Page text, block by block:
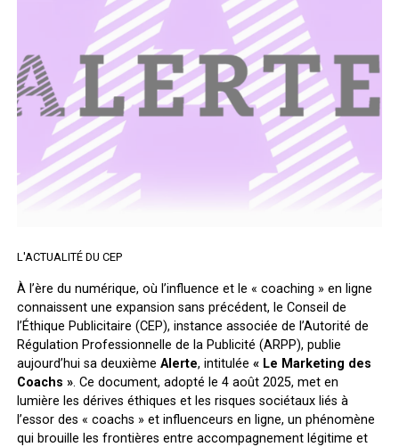
L'ACTUALITÉ DU CEP
À l’ère du numérique, où l’influence et le « coaching » en ligne
connaissent une expansion sans précédent, le Conseil de
l’Éthique Publicitaire (CEP), instance associée de l’Autorité de
Régulation Professionnelle de la Publicité (ARPP), publie
aujourd’hui sa deuxième Alerte, intitulée « Le Marketing des
Coachs ». Ce document, adopté le 4 août 2025, met en
lumière les dérives éthiques et les risques sociétaux liés à
l’essor des « coachs » et influenceurs en ligne, un phénomène
qui brouille les frontières entre accompagnement légitime et